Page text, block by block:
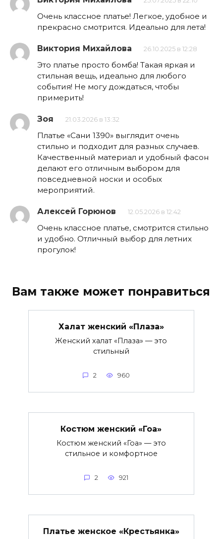
Очень классное платье! Легкое, удобное и
прекрасно смотрится. Идеально для лета!
Виктория Михайлова 26.10.2025 в 12:28
Это платье просто бомба! Такая яркая и
стильная вещь, идеально для любого
события! Не могу дождаться, чтобы
примерить!
Зоя 21.03.2026 в 13:32
Платье «Сани 1390» выглядит очень
стильно и подходит для разных случаев.
Качественный материал и удобный фасон
делают его отличным выбором для
повседневной носки и особых
мероприятий.
Алексей Горюнов 12.05.2026 в 12:42
Очень классное платье, смотрится стильно
и удобно. Отличный выбор для летних
прогулок!
Вам также может понравиться
Халат женский «Плаза»
Женский халат «Плаза» — это
стильный
2 960
Костюм женский «Гоа»
Костюм женский «Гоа» — это
стильное и комфортное
2 921
Платье женское «Крестьянка»